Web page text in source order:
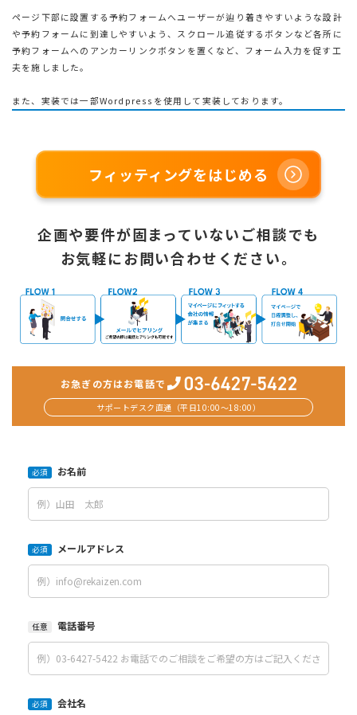
ページ下部に設置する予約フォームへユーザーが辿り着きやすいような設計
や予約フォームに到達しやすいよう、スクロール追従するボタンなど各所に
予約フォームへのアンカーリンクボタンを置くなど、フォーム入力を促す工
夫を施しました。
また、実装では一部Wordpressを使用して実装しております。
フィッティングをはじめる
企画や要件が固まっていないご相談でも
お気軽にお問い合わせください。
お急ぎの方はお電話で
サポートデスク直通（平日10:00〜18:00）
必須 お名前
必須 メールアドレス
任意 電話番号
必須 会社名